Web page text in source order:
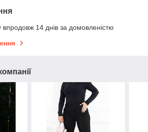
14 днів за домовленістю